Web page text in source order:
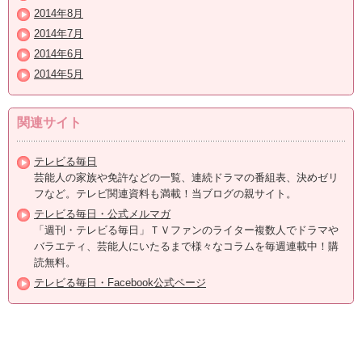
2014年8月
2014年7月
2014年6月
2014年5月
関連サイト
テレビる毎日
芸能人の家族や免許などの一覧、連続ドラマの番組表、決めゼリ
フなど。テレビ関連資料も満載！当ブログの親サイト。
テレビる毎日・公式メルマガ
「週刊・テレビる毎日」ＴＶファンのライター複数人でドラマや
バラエティ、芸能人にいたるまで様々なコラムを毎週連載中！購
読無料。
テレビる毎日・Facebook公式ページ